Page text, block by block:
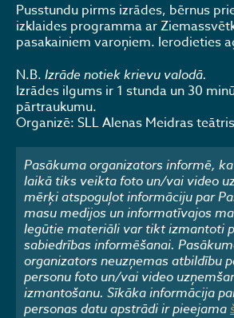
Pusstundu pirms izrādes, bērnus
izklaides programma ar
pasakainiem varoņiem. Ierodieties
N.B. Izrāde notiek krievu valodā.
Izrādes ilgums ir 1 stunda un 30
pārtraukumu.
Organizē: SLL Alenas Meidras
Pasākuma organizators informē,
laikā tiks veikta foto un/vai video
mērķi atspoguļot informāciju par
masu medijos un informatīvajos
Iegūtie materiāli var tikt izmantoti
sabiedrības informēšanai.
organizators neuzņemas atbildību
personu foto un/vai video
izmantošanu. Sīkāka informācija
personas datu apstrādi ir pieejama